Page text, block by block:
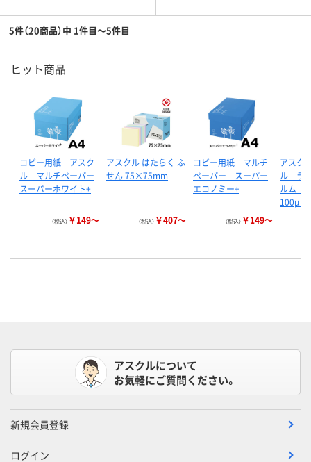
5件（20商品）中 1件目～5件目
ヒット商品
コピー用紙 アスク
ル マルチペーパー
スーパーホワイト+
（税込） ￥149～
アスクル はたらく ふ
せん 75×75mm
（税込） ￥407～
コピー用紙 マルチ
ペーパー スーパー
エコノミー+
（税込） ￥149～
アスク
ル ラ
ルム
100μ…
アスクルについて
お気軽にご質問ください。
新規会員登録
ログイン